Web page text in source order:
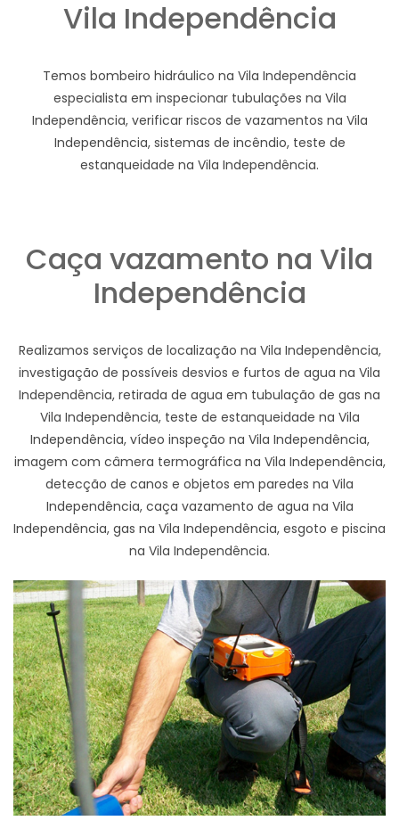
Vila Independência
Temos bombeiro hidráulico na Vila Independência
especialista em inspecionar tubulações na Vila
Independência, verificar riscos de vazamentos na Vila
Independência, sistemas de incêndio, teste de
estanqueidade na Vila Independência.
Caça vazamento na Vila
Independência
Realizamos serviços de localização na Vila Independência,
investigação de possíveis desvios e furtos de agua na Vila
Independência, retirada de agua em tubulação de gas na
Vila Independência, teste de estanqueidade na Vila
Independência, vídeo inspeção na Vila Independência,
imagem com câmera termográfica na Vila Independência,
detecção de canos e objetos em paredes na Vila
Independência, caça vazamento de agua na Vila
Independência, gas na Vila Independência, esgoto e piscina
na Vila Independência.